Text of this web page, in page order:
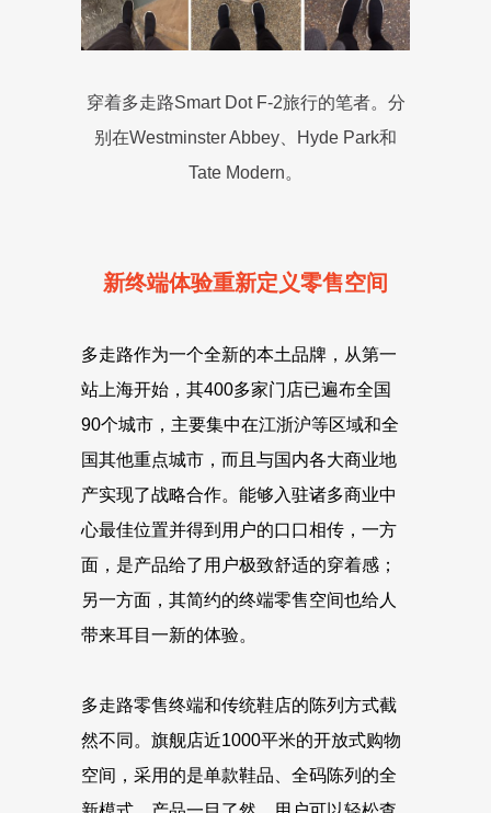
穿着多走路Smart Dot F-2旅行的笔者。分
别在Westminster Abbey、Hyde Park和
Tate Modern。
新终端体验重新定义零售空间
多走路作为一个全新的本土品牌，从第一
站上海开始，其400多家门店已遍布全国
90个城市，主要集中在江浙沪等区域和全
国其他重点城市，而且与国内各大商业地
产实现了战略合作。能够入驻诸多商业中
心最佳位置并得到用户的口口相传，一方
面，是产品给了用户极致舒适的穿着感；
另一方面，其简约的终端零售空间也给人
带来耳目一新的体验。
多走路零售终端和传统鞋店的陈列方式截
然不同。旗舰店近1000平米的开放式购物
空间，采用的是单款鞋品、全码陈列的全